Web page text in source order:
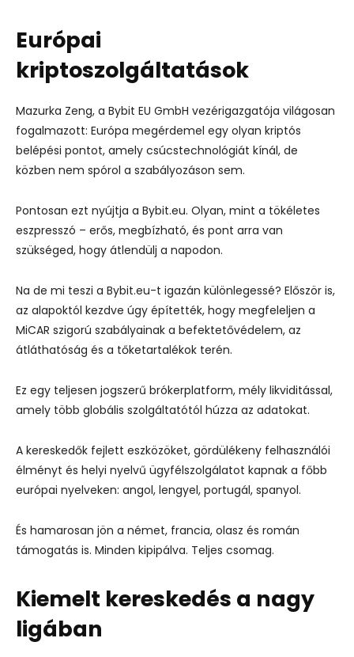
Európai
kriptoszolgáltatások
Mazurka Zeng, a Bybit EU GmbH vezérigazgatója világosan
fogalmazott: Európa megérdemel egy olyan kriptós
belépési pontot, amely csúcstechnológiát kínál, de
közben nem spórol a szabályozáson sem.
Pontosan ezt nyújtja a Bybit.eu. Olyan, mint a tökéletes
eszpresszó – erős, megbízható, és pont arra van
szükséged, hogy átlendülj a napodon.
Na de mi teszi a Bybit.eu-t igazán különlegessé? Először is,
az alapoktól kezdve úgy építették, hogy megfeleljen a
MiCAR szigorú szabályainak a befektetővédelem, az
átláthatóság és a tőketartalékok terén.
Ez egy teljesen jogszerű brókerplatform, mély likviditással,
amely több globális szolgáltatótól húzza az adatokat.
A kereskedők fejlett eszközöket, gördülékeny felhasználói
élményt és helyi nyelvű ügyfélszolgálatot kapnak a főbb
európai nyelveken: angol, lengyel, portugál, spanyol.
És hamarosan jön a német, francia, olasz és román
támogatás is. Minden kipipálva. Teljes csomag.
Kiemelt kereskedés a nagy
ligában